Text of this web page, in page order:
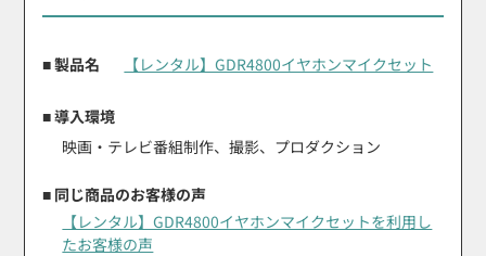
■ 製品名 【レンタル】GDR4800イヤホンマイクセット
■ 導入環境
映画・テレビ番組制作、撮影、プロダクション
■ 同じ商品のお客様の声
【レンタル】GDR4800イヤホンマイクセットを利用し
たお客様の声